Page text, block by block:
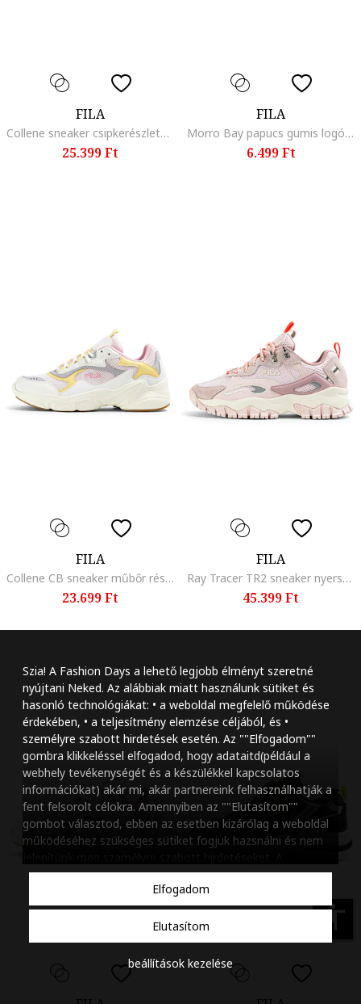
Szia! A Fashion Days a lehető legjobb élményt szeretné
nyújtani Neked. Az alábbiak miatt használunk sütiket és
hasonló technológiákat: • a weboldal megfelelő működése
érdekében, • a teljesítmény elemzése céljából, és •
személyre szabott hirdetések esetén. Az ""Elfogadom""
gombra klikkeléssel elfogadod, hogy adataitd(például a
webhely tevékenységét és a készülékkel kapcsolatos
információkat) akár mi, akár partnereink felhasználhatják a
fent felsorolt célokra. Amennyiben az ""Elutasítom""
gombot választod, ebben az esetben kizárólag a weboldal
működéséhez szükséges sütiket fogjuk hazsnálni és nem
beállításaidat bármikor módosíthatod, a ""Beállítások
kezelése"" gombra kattintva. Tudj meg többet
szabályzatunkról.
Elfogadom
Elutasítom
beállítások kezelése
FILA
Collene sneaker csipkerészletekkel, Ezüstszín
25.399 Ft
FILA
Morro Bay papucs gumis logóval, Azúrkék/Fehér/Élénkpiros
6.499 Ft
FILA
Collene CB sneaker műbőr részletekkel, Törtfehér/Halvány rózsaszín
23.699 Ft
FILA
Ray Tracer TR2 sneaker nyersbőr részletekkel, Halványlila/Törtfehér
45.399 Ft
accessibility
Szöveg méretének
Szóköz növelése
Szóköz csökkentése
Sortávolság
Sortávolság
Színek invertálása
Szürke
Nagy kurzor
Animációk letiltása